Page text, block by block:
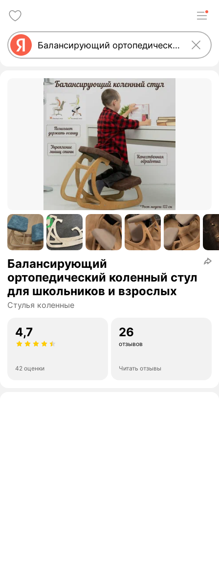
Балансирующий
ортопедический коленный стул
для школьников и взрослых
Стулья коленные
4,7
42 оценки
26
отзывов
Читать отзывы